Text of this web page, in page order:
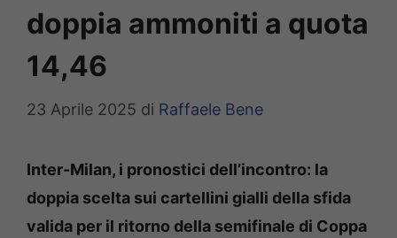
doppia ammoniti a quota
14,46
23 Aprile 2025 di Raffaele Bene
Inter-Milan, i pronostici dell’incontro: la
doppia scelta sui cartellini gialli della sfida
valida per il ritorno della semifinale di Coppa